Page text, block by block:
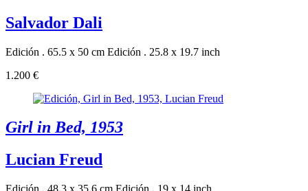
Salvador Dali
Edición . 65.5 x 50 cm Edición . 25.8 x 19.7 inch
1.200 €
Girl in Bed, 1953
Lucian Freud